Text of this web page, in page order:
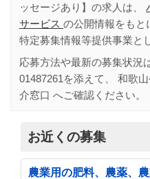
ッセージあり】の求人は、
サービス の公開情報をもと
特定募集情報等提供事業と
応募方法や最新の募集状況
01487261 を添えて、 和歌
介窓口 へご確認ください。
お近くの募集
農業用の肥料、農薬、